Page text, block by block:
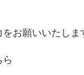
お願いいたしま
ら